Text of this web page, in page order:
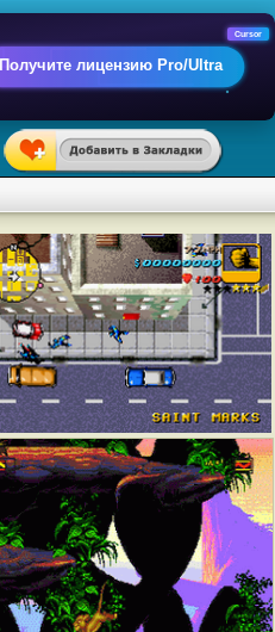
Получите лицензию Pro/Ultra
Cursor